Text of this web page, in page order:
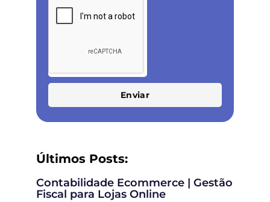
Enviar
Últimos Posts:
Contabilidade Ecommerce | Gestão
Fiscal para Lojas Online